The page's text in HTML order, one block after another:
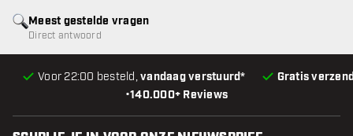
•140.000+ Reviews
Voor 22:00 besteld,vandaag verstuurd* Gratis
Meest gestelde vragen
Direct antwoord